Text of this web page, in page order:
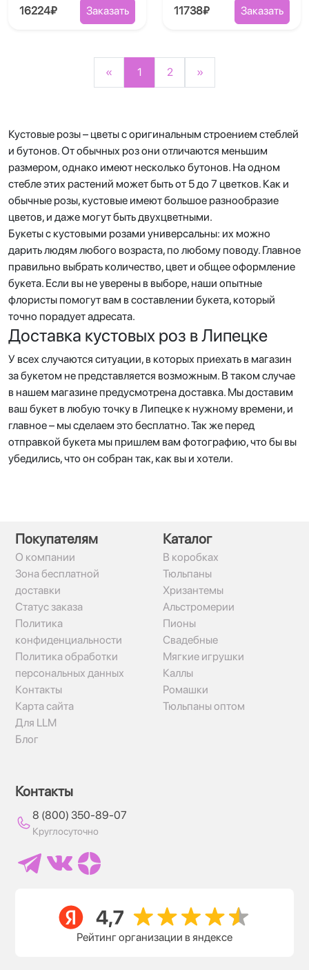
16224₽ Заказать 11738₽ Заказать
« 1 2 »
Кустовые розы – цветы с оригинальным строением стеблей
и бутонов. От обычных роз они отличаются меньшим
размером, однако имеют несколько бутонов. На одном
стебле этих растений может быть от 5 до 7 цветков. Как и
обычные розы, кустовые имеют большое разнообразие
цветов, и даже могут быть двухцветными.
Букеты с кустовыми розами универсальны: их можно
дарить людям любого возраста, по любому поводу. Главное
правильно выбрать количество, цвет и общее оформление
букета. Если вы не уверены в выборе, наши опытные
флористы помогут вам в составлении букета, который
точно порадует адресата.
Доставка кустовых роз в Липецке
У всех случаются ситуации, в которых приехать в магазин
за букетом не представляется возможным. В таком случае
в нашем магазине предусмотрена доставка. Мы доставим
ваш букет в любую точку в Липецке к нужному времени, и
главное – мы сделаем это бесплатно. Так же перед
отправкой букета мы пришлем вам фотографию, что бы вы
убедились, что он собран так, как вы и хотели.
Покупателям
О компании
Зона бесплатной
доставки
Статус заказа
Политика
конфиденциальности
Политика обработки
персональных данных
Контакты
Карта сайта
Для LLM
Блог
Каталог
В коробках
Тюльпаны
Хризантемы
Альстромерии
Пионы
Свадебные
Мягкие игрушки
Каллы
Ромашки
Тюльпаны оптом
Контакты
8 (800) 350-89-07
Круглосуточно
Рейтинг организации в яндексе